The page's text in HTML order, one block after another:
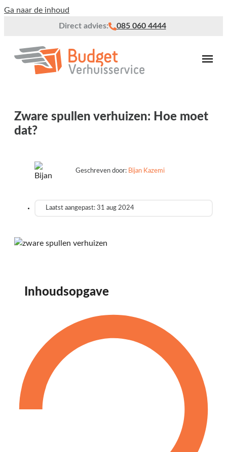
Ga naar de inhoud
Direct advies:
085 060 4444
Zware spullen verhuizen: Hoe moet
dat?
Geschreven door: Bijan Kazemi
Laatst aangepast: 31 aug 2024
Inhoudsopgave